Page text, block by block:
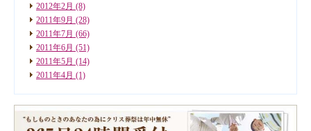
2012年2月 (8)
2011年9月 (28)
2011年7月 (66)
2011年6月 (51)
2011年5月 (14)
2011年4月 (1)